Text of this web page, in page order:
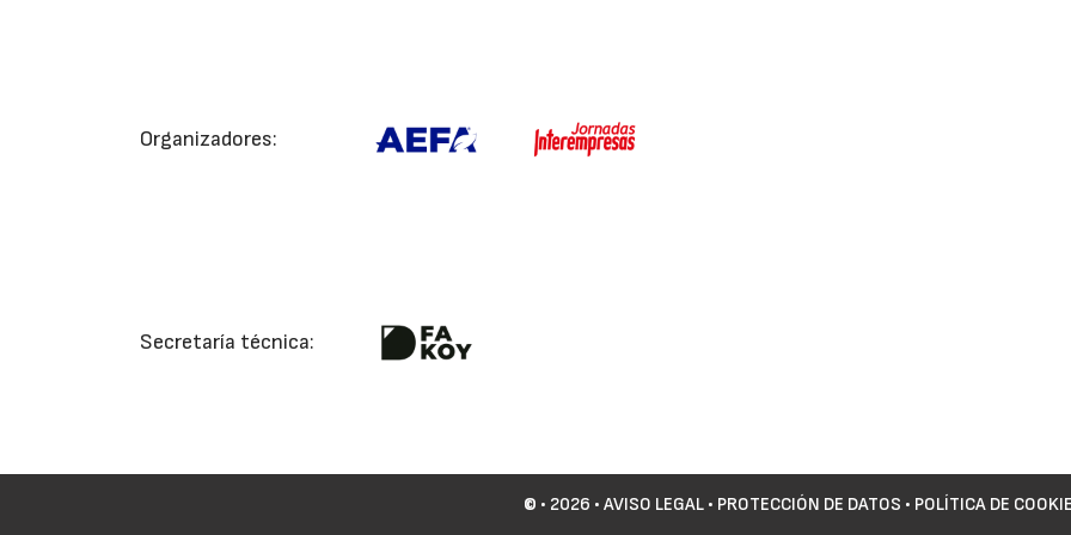
Organizadores:
Secretaría técnica:
© • 2026 • AVISO LEGAL• PROTECCIÓN DE DATOS • POLÍTICA DE